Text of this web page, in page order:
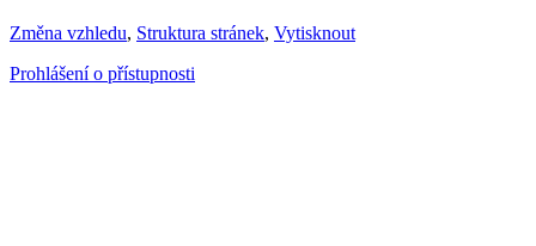
Změna vzhledu, Struktura stránek, Vytisknout
Prohlášení o přístupnosti